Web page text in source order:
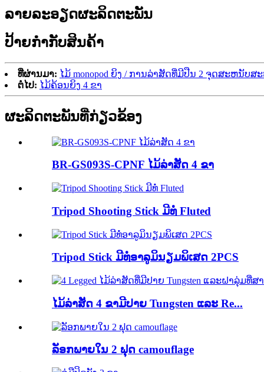
ລາຍລະອຽດຜະລິດຕະພັນ
ປ້າຍກຳກັບສິນຄ້າ
ທີ່ຜ່ານມາ: ໄມ້ monopod ຍິງ / ການລ່າສັດທີ່ມີປືນ 2 ຈຸດສະຫນັບ
ຕໍ່ໄປ: ໄມ້ຄ້ອນຍິງ 4 ຂາ
ຜະລິດຕະພັນທີ່ກ່ຽວຂ້ອງ
BR-GS093S-CPNF ໄມ້ລ່າສັດ 4 ຂາ
Tripod Shooting Stick ມີທໍ່ Fluted
Tripod Stick ມີທໍ່ອາລູມິນຽມພິເສດ 2PCS
ໄມ້ລ່າສັດ 4 ຂາມີປາຍ Tungsten ແລະ Re...
ລັອກພາຍໃນ 2 ຟຸດ camouflage